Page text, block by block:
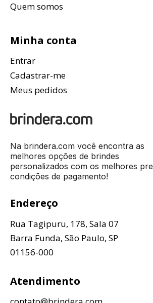
Quem somos
Minha conta
Entrar
Cadastrar-me
Meus pedidos
Na brindera.com você encontra as
melhores opções de brindes
personalizados com os melhores
condições de pagamento!
Endereço
Rua Tagipuru, 178, Sala 07
Barra Funda, São Paulo, SP
01156-000
Atendimento